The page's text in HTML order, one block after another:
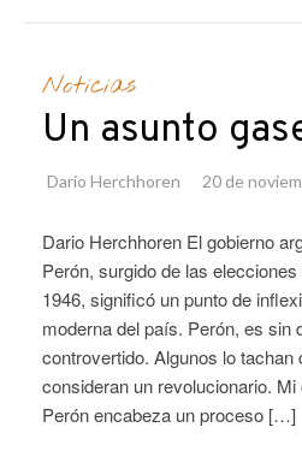
Noticias
Un asunto
Darío Herchhoren 20 de
Dario Herchhoren El gobierno
Perón, surgido de las
1946, significó un punto de
moderna del país. Perón, es sin
controvertido. Algunos lo
consideran un revolucionario.
Perón encabeza un proceso […]